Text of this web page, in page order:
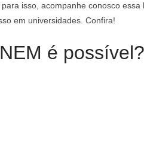
isso, acompanhe conosco essa
em universidades. Confira!
é possível?